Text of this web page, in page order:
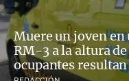
Muere un joven en
RM-3 a la altura
ocupantes